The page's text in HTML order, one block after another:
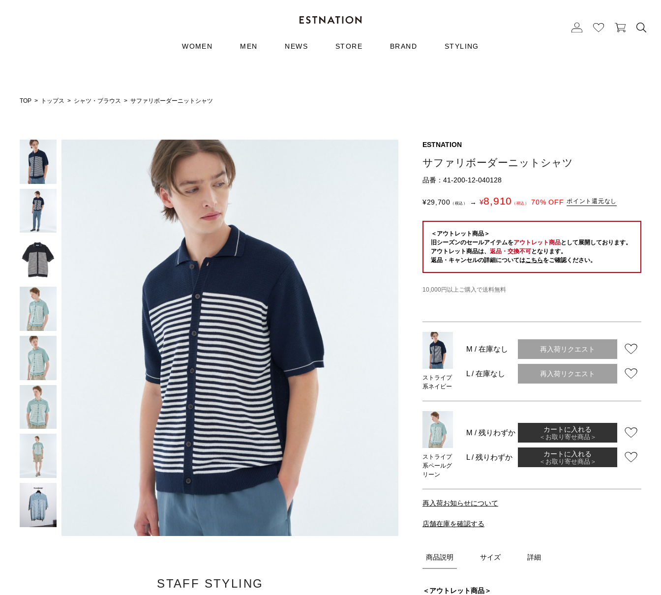
WOMEN MEN NEWS STORE BRAND STYLING
TOP トップス シャツ・ブラウス サファリボーダーニットシャツ
STAFF STYLING
ESTNATION
サファリボーダーニットシャツ
品番：41-200-12-040128
¥29,700 （税込） → ¥8,910 （税込） 70% OFF ポイント還元なし
＜アウトレット商品＞
旧シーズンのセールアイテムをアウトレット商品として展開しております。
アウトレット商品は、 返品・交換不可となります。
返品・キャンセルの詳細についてはこちらをご確認ください。
10,000円以上ご購入で送料無料
ストライプ
系ネイビー
M / 在庫なし 再入荷リクエスト
L / 在庫なし 再入荷リクエスト
ストライプ
系ペールグ
リーン
M / 残りわずか カートに入れる
＜お取り寄せ商品＞
L / 残りわずか カートに入れる
＜お取り寄せ商品＞
再入荷お知らせについて
店舗在庫を確認する
商品説明 サイズ 詳細
＜アウトレット商品＞